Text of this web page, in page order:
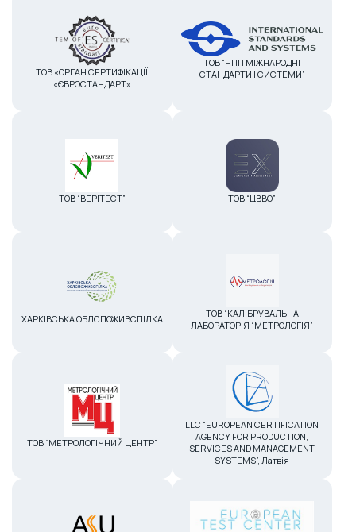
ТОВ «ОРГАН СЕРТИФІКАЦІЇ
«ЄВРОСТАНДАРТ»
ТОВ “НПП МІЖНАРОДНІ
СТАНДАРТИ І СИСТЕМИ”
ТОВ “ВЕРІТЕСТ” ТОВ “ЦВВО”
ХАРКІВСЬКА ОБЛСПОЖИВСПІЛКА
ТОВ “КАЛІБРУВАЛЬНА
ЛАБОРАТОРІЯ “МЕТРОЛОГІЯ”
ТОВ “МЕТРОЛОГІЧНИЙ ЦЕНТР”
LLC “EUROPEAN CERTIFICATION
AGENCY FOR PRODUCTION,
SERVICES AND MANAGEMENT
SYSTEMS”, Латвія